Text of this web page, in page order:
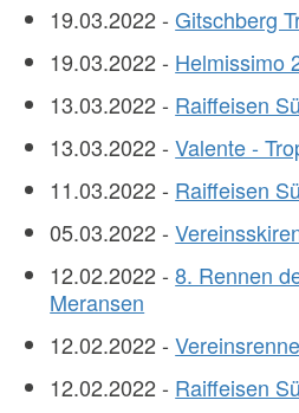
19.03.2022 -Gitschberg
19.03.2022 - Helmissimo
13.03.2022 - Raiffeisen
13.03.2022 -Valente -
11.03.2022 - Raiffeisen
05.03.2022 -
12.02.2022 -8. Rennen
Meransen
12.02.2022 -
12.02.2022 - Raiffeisen